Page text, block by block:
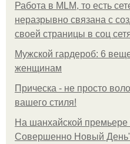
Работа в MLM, то есть
неразрывно связана с
своей страницы в соц
Мужской гардероб: 6
женщинам
Прическа - не просто
вашего стиля!
На шанхайской премьере
Совершенно Новый